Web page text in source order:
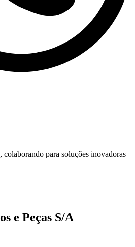
colaborando para soluções inovadoras
e Peças S/A